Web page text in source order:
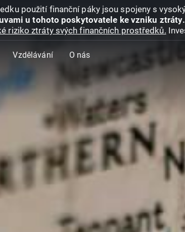
použití finanční páky jsou spojeny s
u tohoto poskytovatele ke vzniku ztráty.
riziko ztráty svých finančních prostředků.
Vzdělávání O nás